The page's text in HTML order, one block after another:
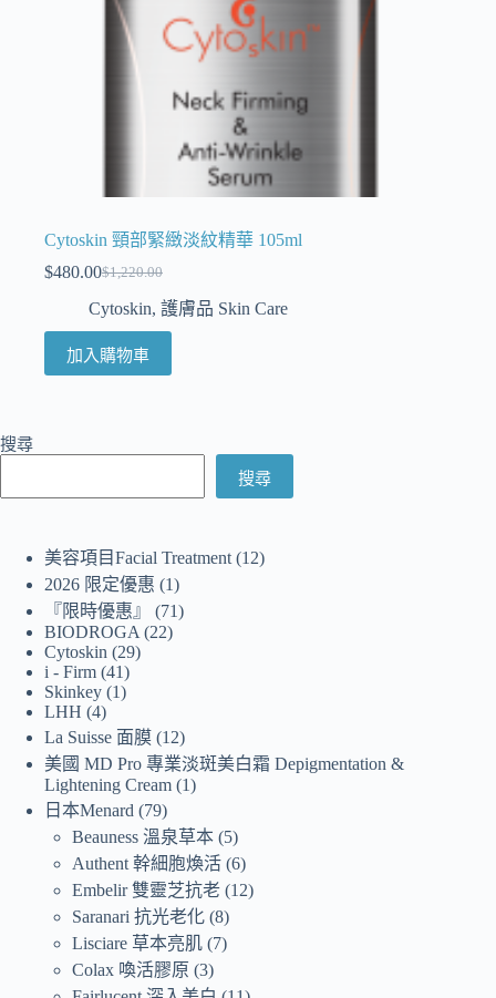
Cytoskin 頸部緊緻淡紋精華 105ml
$1,220.00
$480.00
Cytoskin, 護膚品 Skin Care
加入購物車
搜尋
搜尋
美容項目Facial Treatment 12
2026 限定優惠
1
『限時優惠』
71
BIODROGA
22
Cytoskin
29
i - Firm 41
Skinkey 1
LHH 4
La Suisse 面膜 12
美國 MD Pro 專業淡斑美白霜 Depigmentation &
Lightening Cream 1
日本Menard
79
Beauness 溫泉草本 5
Authent 幹細胞煥活 6
Embelir 雙靈芝抗老 12
Saranari 抗光老化 8
Lisciare 草本亮肌 7
Colax 喚活膠原 3